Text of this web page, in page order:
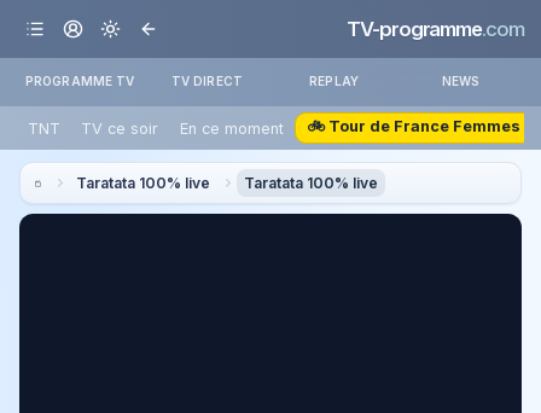
TV-programme.com
PROGRAMME TV TV DIRECT REPLAY NEWS
TNT TV ce soir En ce moment 🚲 Tour de France Femmes
Taratata 100% live Taratata 100% live